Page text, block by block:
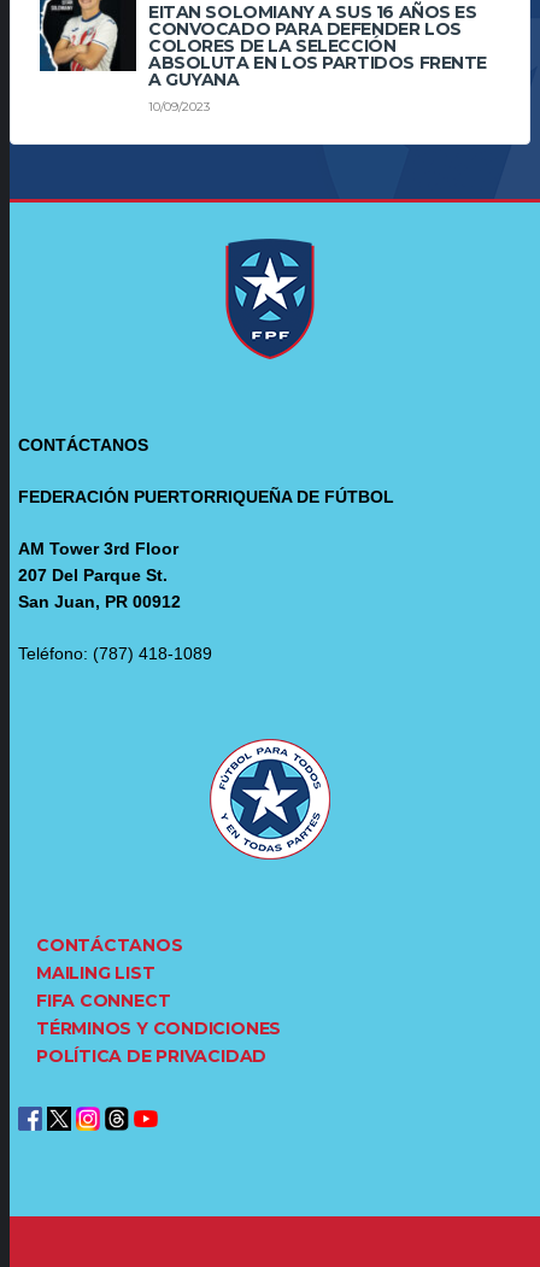
EITAN SOLOMIANY A SUS 16 AÑOS ES
CONVOCADO PARA DEFENDER LOS
COLORES DE LA SELECCIÓN
ABSOLUTA EN LOS PARTIDOS FRENTE
A GUYANA
10/09/2023
CONTÁCTANOS
FEDERACIÓN PUERTORRIQUEÑA DE FÚTBOL
AM Tower 3rd Floor
207 Del Parque St.
San Juan, PR 00912
Teléfono: (787) 418-1089
CONTÁCTANOS
MAILING LIST
FIFA CONNECT
TÉRMINOS Y CONDICIONES
POLÍTICA DE PRIVACIDAD